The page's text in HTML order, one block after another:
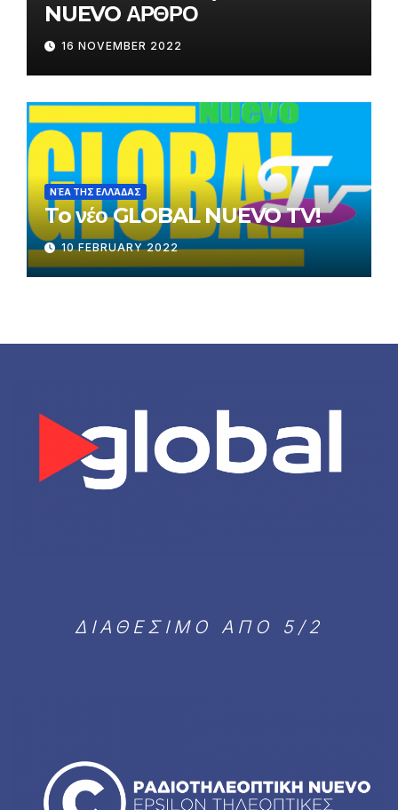
NUEVO ΑΡΘΡΟ
16 NOVEMBER 2022
ΝΈΑ ΤΗΣ ΕΛΛΆΔΑΣ
To νέο GLOBAL NUEVO TV!
10 FEBRUARY 2022
ΔΙΑΘΕΣΙΜΟ ΑΠΟ 5/2